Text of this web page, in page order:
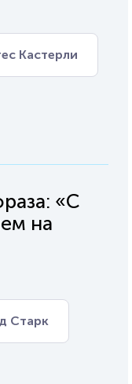
Кастерли
«С
на
Старк